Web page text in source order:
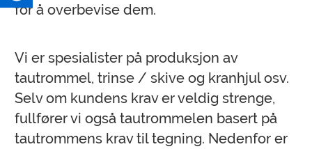
for å overbevise dem.
Vi er spesialister på produksjon av
tautrommel, trinse / skive og kranhjul osv.
Selv om kundens krav er veldig strenge,
fullfører vi også tautrommelen basert på
tautrommens krav til tegning. Nedenfor er